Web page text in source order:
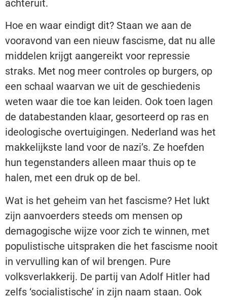
achteruit.
Hoe en waar eindigt dit? Staan we aan de
vooravond van een nieuw fascisme, dat nu alle
middelen krijgt aangereikt voor repressie
straks. Met nog meer controles op burgers, op
een schaal waarvan we uit de geschiedenis
weten waar die toe kan leiden. Ook toen lagen
de databestanden klaar, gesorteerd op ras en
ideologische overtuigingen. Nederland was het
makkelijkste land voor de nazi’s. Ze hoefden
hun tegenstanders alleen maar thuis op te
halen, met een druk op de bel.
Wat is het geheim van het fascisme? Het lukt
zijn aanvoerders steeds om mensen op
demagogische wijze voor zich te winnen, met
populistische uitspraken die het fascisme nooit
in vervulling kan of wil brengen. Pure
volksverlakkerij. De partij van Adolf Hitler had
zelfs ‘socialistische’ in zijn naam staan. Ook